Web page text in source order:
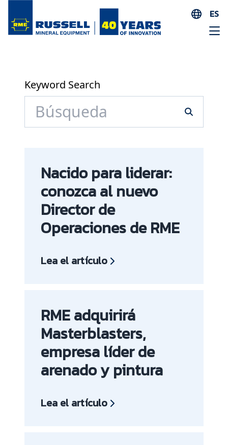
ES
EN
Keyword Search
Nacido para liderar:
conozca al nuevo
Director de
Operaciones de RME
Lea el artículo
RME adquirirá
Masterblasters,
empresa líder de
arenado y pintura
Lea el artículo